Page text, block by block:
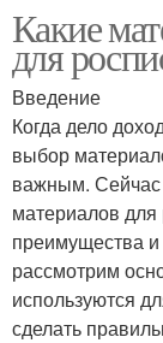
Какие
для
Введение
Когда дело
выбор
важным. Сейчас
материалов для
преимущества и
рассмотрим
используются
сделать